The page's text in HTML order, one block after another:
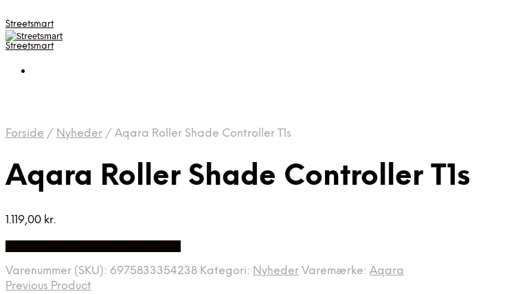
Streetsmart
Streetsmart
Forside / Nyheder / Aqara Roller Shade Controller T1s
Aqara Roller Shade Controller T1s
1.119,00 kr.
Varenummer (SKU): 6975833354238 Kategori: Nyheder Varemærke: Aqara
Previous Product